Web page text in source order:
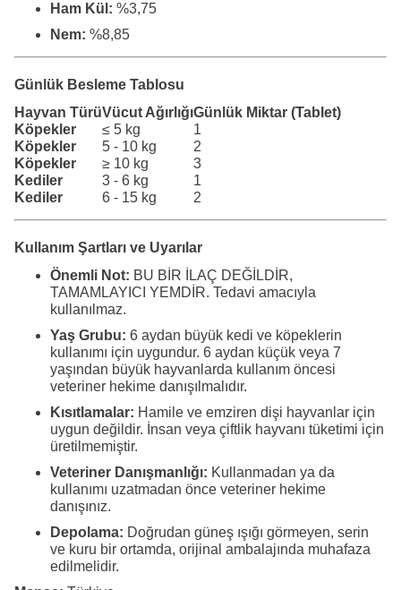
Ham Kül: %3,75
Nem: %8,85
Günlük Besleme Tablosu
Hayvan TürüVücut AğırlığıGünlük Miktar (Tablet)
Köpekler
≤ 5 kg
1
Köpekler
5 - 10 kg
2
Köpekler
≥ 10 kg
3
Kediler
3 - 6 kg
1
Kediler
6 - 15 kg 2
Kullanım Şartları ve Uyarılar
Önemli Not: BU BİR İLAÇ DEĞİLDİR,
TAMAMLAYICI YEMDİR. Tedavi amacıyla
kullanılmaz.
Yaş Grubu: 6 aydan büyük kedi ve köpeklerin
kullanımı için uygundur. 6 aydan küçük veya 7
yaşından büyük hayvanlarda kullanım öncesi
veteriner hekime danışılmalıdır.
Kısıtlamalar: Hamile ve emziren dişi hayvanlar için
uygun değildir. İnsan veya çiftlik hayvanı tüketimi için
üretilmemiştir.
Veteriner Danışmanlığı: Kullanmadan ya da
kullanımı uzatmadan önce veteriner hekime
danışınız.
Depolama: Doğrudan güneş ışığı görmeyen, serin
ve kuru bir ortamda, orijinal ambalajında muhafaza
edilmelidir.